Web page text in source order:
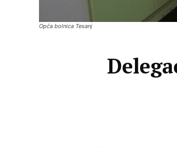
Opća bolnica Tesanj